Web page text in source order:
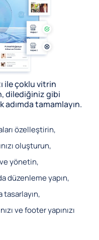
ile çoklu vitrin
dilediğiniz gibi
adımda tamamlayın.
özelleştirin,
oluşturun,
yönetin,
düzenleme yapın,
ve footer yapınızı